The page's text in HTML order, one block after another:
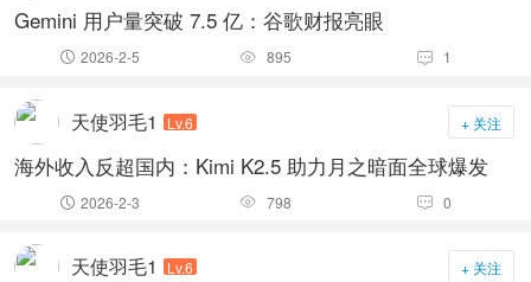
Gemini 用户量突破 7.5 亿：谷歌财报亮眼
 2026-2-5  895  1
天使羽毛1 Lv.6 + 关注
海外收入反超国内：Kimi K2.5 助力月之暗面全球爆发
 2026-2-3  798  0
天使羽毛1 Lv.6 + 关注